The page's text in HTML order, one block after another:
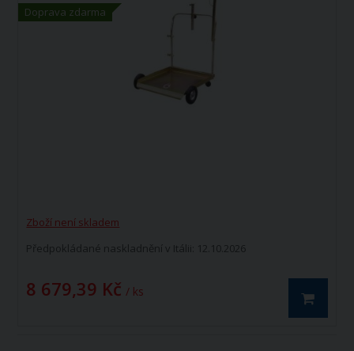
Doprava zdarma
Zboží není skladem
Předpokládané naskladnění v Itálii: 12.10.2026
8 679,39 Kč / ks